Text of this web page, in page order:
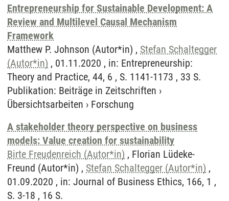
Entrepreneurship for Sustainable Development: A
Review and Multilevel Causal Mechanism
Framework
Matthew P. Johnson (Autor*in) , Stefan Schaltegger
(Autor*in) , 01.11.2020 , in: Entrepreneurship:
Theory and Practice, 44, 6 , S. 1141-1173 , 33 S.
Publikation: Beiträge in Zeitschriften ›
Übersichtsarbeiten › Forschung
A stakeholder theory perspective on business
models: Value creation for sustainability
Birte Freudenreich (Autor*in) , Florian Lüdeke-
Freund (Autor*in) , Stefan Schaltegger (Autor*in) ,
01.09.2020 , in: Journal of Business Ethics, 166, 1 ,
S. 3-18 , 16 S.